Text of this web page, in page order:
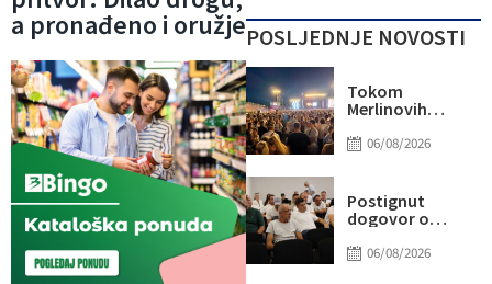
a pronađeno i oružjePOSLJEDNJE NOVOSTI
Tokom
Merlinovih
gotovo 156
06/08/2026
Postignut
dogovor o
koracima za
06/08/2026